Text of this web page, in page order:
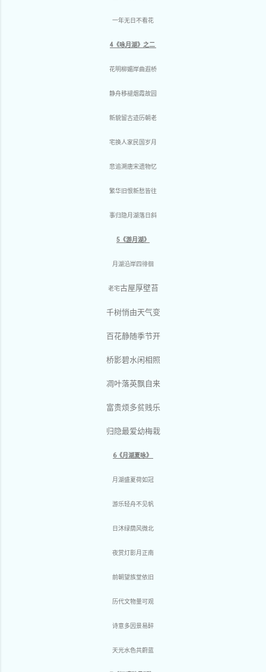
一年无日不看花
4《咏月湖》之二
花明柳媚岸曲遐桥
静舟移褪烟霞故园
新貌留古迹历朝老
宅换人家民国岁月
悲追溯唐宋遗物忆
繁华旧恨新愁皆往
事归隐月湖落日斜
5《游月湖》
月湖沿岸四徘徊
老宅古屋厚壁苔
千树悄由天气变
百花静随季节开
桥影碧水闲相照
凋叶落英飘自来
富贵烦多贫贱乐
归隐最爱幼梅栽
6《月湖夏咏》
月湖盛夏荷如冠
游乐轻舟不见帆
日沐绿荫风微北
夜赏灯影月正南
前朝望族堂依旧
历代文物量可观
诗意多因景易醉
天光水色共蔚蓝